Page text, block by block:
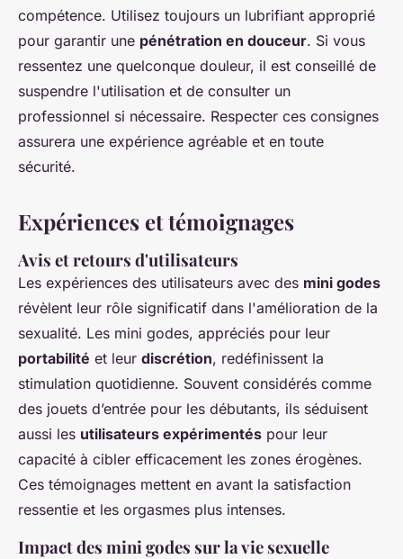
compétence. Utilisez toujours un lubrifiant approprié
pour garantir une pénétration en douceur. Si vous
ressentez une quelconque douleur, il est conseillé de
suspendre l'utilisation et de consulter un
professionnel si nécessaire. Respecter ces consignes
assurera une expérience agréable et en toute
sécurité.
Expériences et témoignages
Avis et retours d'utilisateurs
Les expériences des utilisateurs avec des mini godes
révèlent leur rôle significatif dans l'amélioration de la
sexualité. Les mini godes, appréciés pour leur
portabilité et leur discrétion, redéfinissent la
stimulation quotidienne. Souvent considérés comme
des jouets d’entrée pour les débutants, ils séduisent
aussi les utilisateurs expérimentés pour leur
capacité à cibler efficacement les zones érogènes.
Ces témoignages mettent en avant la satisfaction
ressentie et les orgasmes plus intenses.
Impact des mini godes sur la vie sexuelle